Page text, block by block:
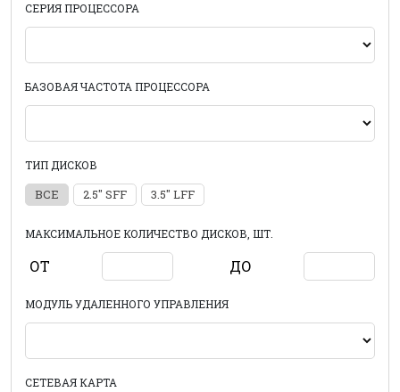
СЕРИЯ ПРОЦЕССОРА
БАЗОВАЯ ЧАСТОТА ПРОЦЕССОРА
ТИП ДИСКОВ
ВСЕ 2.5" SFF 3.5" LFF
МАКСИМАЛЬНОЕ КОЛИЧЕСТВО ДИСКОВ, ШТ.
ОТ ДО
МОДУЛЬ УДАЛЕННОГО УПРАВЛЕНИЯ
СЕТЕВАЯ КАРТА